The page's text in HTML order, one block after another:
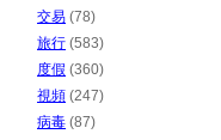
交易 (78)
旅行 (583)
度假 (360)
視頻 (247)
病毒 (87)